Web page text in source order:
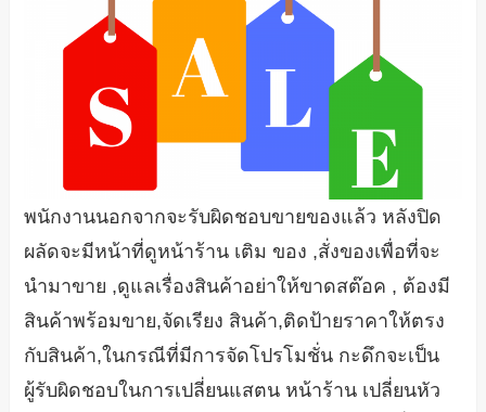
พนักงานนอกจากจะรับผิดชอบขายของแล้ว หลังปิด
ผลัดจะมีหน้าที่ดูหน้าร้าน เติม ของ ,สั่งของเพื่อที่จะ
นำมาขาย ,ดูแลเรื่องสินค้าอย่าให้ขาดสต๊อค , ต้องมี
สินค้าพร้อมขาย,จัดเรียง สินค้า,ติดป้ายราคาให้ตรง
กับสินค้า,ในกรณีที่มีการจัดโปรโมชั่น กะดึกจะเป็น
ผู้รับผิดชอบในการเปลี่ยนแสตน หน้าร้าน เปลี่ยนหัว